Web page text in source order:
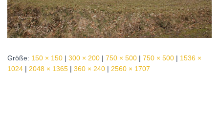
Größe: 150 × 150 | 300 × 200 | 750 × 500 | 750 × 500 | 1536 ×
1024 | 2048 × 1365 | 360 × 240 | 2560 × 1707